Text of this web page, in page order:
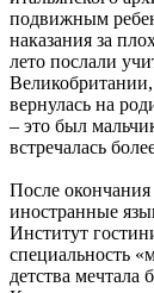
подвижным
наказания за
лето послали
вернулась на
– это был
встречалась
После окончания
иностранные
Институт
специальность
детства